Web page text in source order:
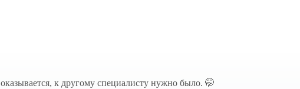
к другому специалисту нужно было. 🤭